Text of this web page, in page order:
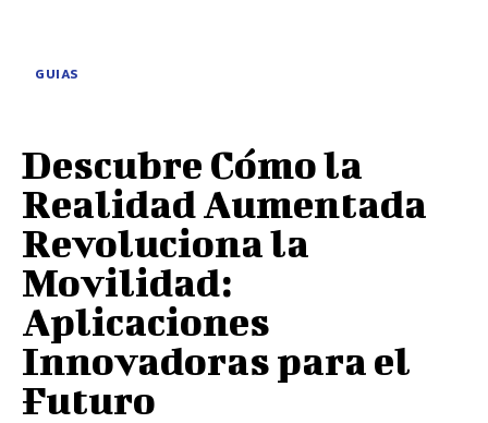
GUIAS
Descubre Cómo la
Realidad Aumentada
Revoluciona la
Movilidad:
Aplicaciones
Innovadoras para el
Futuro